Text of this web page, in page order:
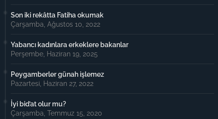
Son iki rekâtta Fatiha okumak
Çarşamba, Ağustos 10, 2022
Yabancı kadınlara erkeklere bakanlar
Perşembe, Haziran 19, 2025
Peygamberler günah işlemez
Pazartesi, Haziran 27, 2022
İyi bid’at olur mu?
Çarşamba, Temmuz 15, 2020